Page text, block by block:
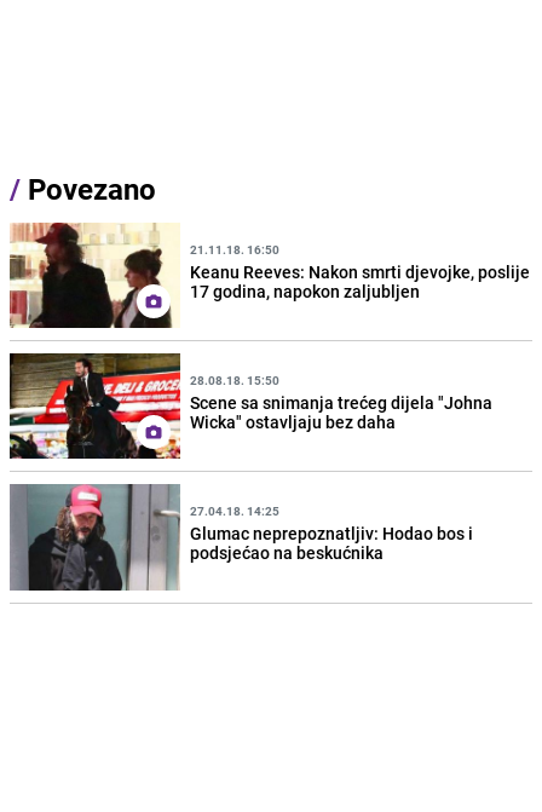
/ Povezano
21.11.18. 16:50
Keanu Reeves: Nakon smrti djevojke, poslije
17 godina, napokon zaljubljen
28.08.18. 15:50
Scene sa snimanja trećeg dijela "Johna
Wicka" ostavljaju bez daha
27.04.18. 14:25
Glumac neprepoznatljiv: Hodao bos i
podsjećao na beskućnika